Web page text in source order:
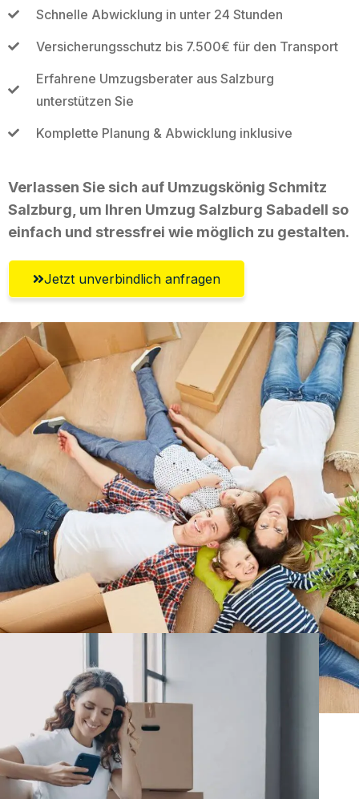
Schnelle Abwicklung in unter 24 Stunden
Versicherungsschutz bis 7.500€ für den Transport
Erfahrene Umzugsberater aus Salzburg
unterstützen Sie
Komplette Planung & Abwicklung inklusive
Verlassen Sie sich auf Umzugskönig Schmitz
Salzburg, um Ihren Umzug Salzburg Sabadell so
einfach und stressfrei wie möglich zu gestalten.
Jetzt unverbindlich anfragen